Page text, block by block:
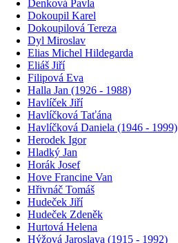
Denková Pavla
Dokoupil Karel
Dokoupilová Tereza
Dyl Miroslav
Elias Michel Hildegarda
Eliáš Jiří
Filipová Eva
Halla Jan (1926 - 1988)
Havlíček Jiří
Havlíčková Taťána
Havlíčková Daniela (1946 - 1999)
Herodek Igor
Hladký Jan
Horák Josef
Hove Francine Van
Hřivnáč Tomáš
Hudeček Jiří
Hudeček Zdeněk
Hurtová Helena
Hýžová Jaroslava (1915 - 1992)